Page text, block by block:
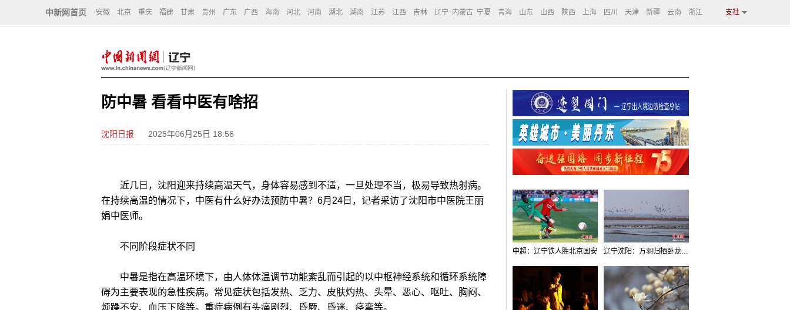
中新网首页 安徽 北京 重庆 福建 甘肃 贵州 广东 广西 海南 河北 河南 湖北 湖南 江苏 江西 吉林 辽宁 内蒙古 宁夏 青海 山东 山西 陕西 上海 四川 天津 新疆 云南 浙江 支社
防中暑 看看中医有啥招
沈阳日报 2025年06月25日 18:56
近几日，沈阳迎来持续高温天气，身体容易感到不适，一旦处理不当，极易导致热射病。
在持续高温的情况下，中医有什么好办法预防中暑？6月24日，记者采访了沈阳市中医院王丽
娟中医师。
不同阶段症状不同
中暑是指在高温环境下，由人体体温调节功能紊乱而引起的以中枢神经系统和循环系统障
碍为主要表现的急性疾病。常见症状包括发热、乏力、皮肤灼热、头晕、恶心、呕吐、胸闷、
烦躁不安、血压下降等。重症病例有头痛剧烈、昏厥、昏迷、痉挛等。
中超：辽宁铁人胜北京国安 辽宁沈阳：万羽归栖卧龙湖看群鸟齐飞